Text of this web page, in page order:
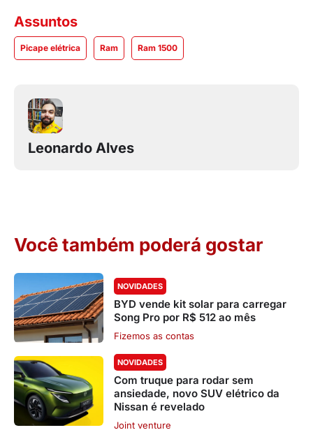
Assuntos
Picape elétrica Ram Ram 1500
Leonardo Alves
Você também poderá gostar
NOVIDADES
BYD vende kit solar para carregar
Song Pro por R$ 512 ao mês
Fizemos as contas
NOVIDADES
Com truque para rodar sem
ansiedade, novo SUV elétrico da
Nissan é revelado
Joint venture